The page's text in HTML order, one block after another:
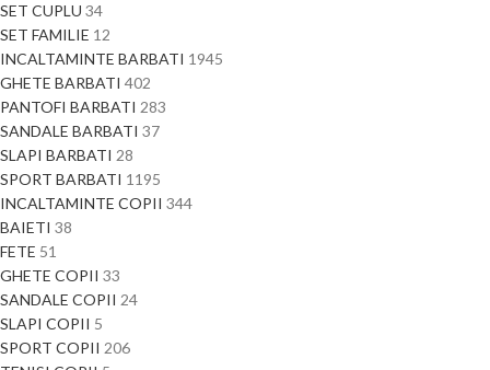
SET CUPLU 34
SET FAMILIE 12
INCALTAMINTE BARBATI 1945
GHETE BARBATI 402
PANTOFI BARBATI 283
SANDALE BARBATI 37
SLAPI BARBATI 28
SPORT BARBATI 1195
INCALTAMINTE COPII 344
BAIETI 38
FETE 51
GHETE COPII 33
SANDALE COPII 24
SLAPI COPII 5
SPORT COPII 206